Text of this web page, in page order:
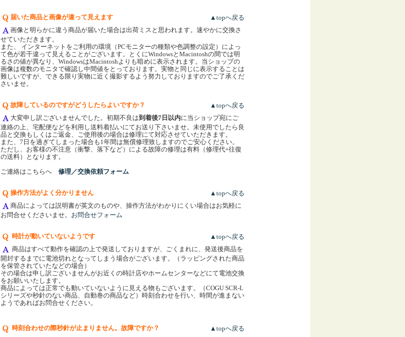
届いた商品と画像が違って見えます
▲topへ戻る
画像と明らかに違う商品が届いた場合は出荷ミスと思われます。速やかに交換さ
せていただきます。
また、 インターネットをご利用の環境（PCモニターの種類や色調整の設定）によっ
て色が若干違って見えることがございます。とくにWindowsとMacintoshの間では明
るさの値が異なり、WindowsはMacintoshよりも暗めに表示されます。当ショップの
画像は複数のモニタで確認し中間値をとっております。実物と同じに表示することは
難しいですが、できる限り実物に近く撮影するよう努力しておりますのでご了承くだ
さいませ。
故障しているのですがどうしたらよいですか？
▲topへ戻る
大変申し訳ございませんでした。初期不良は到着後7日以内に当ショップ宛にご
連絡の上、宅配便などを利用し送料着払いにてお送り下さいませ。未使用でしたら良
品と交換もしくはご返金、ご使用後の場合は修理にて対応させていただきます。
また、7日を過ぎてしまった場合も1年間は無償修理致しますのでご安心ください。
ただし、お客様の不注意（衝撃、落下など）による故障の修理は有料（修理代+往復
の送料）となります。
ご連絡はこちらへ 修理／交換依頼フォーム
操作方法がよく分かりません
▲topへ戻る
商品によっては説明書が英文のものや、操作方法がわかりにくい場合はお気軽に
お問合せくださいませ。 お問合せフォーム
時計が動いていないようです
▲topへ戻る
商品はすべて動作を確認の上で発送しておりますが、ごくまれに、発送後商品を
開封するまでに電池切れとなってしまう場合がございます。（ラッピングされた商品
を保管されていたなどの場合）
その場合は申し訳ございませんがお近くの時計店やホームセンターなどにて電池交換
をお願いいたします。
商品によっては正常でも動いていないように見える物もございます。（COGU SCR-L
シリーズや秒針のない商品、自動巻の商品など）時刻合わせを行い、時間が進まない
ようであればお問合せください。
時刻合わせの際秒針が止まりません。故障ですか？
▲topへ戻る